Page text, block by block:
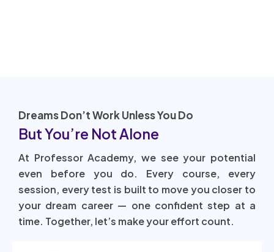
Dreams Don’t Work Unless You Do
But You’re Not Alone
At Professor Academy, we see your potential
even before you do. Every course, every
session, every test is built to move you closer to
your dream career — one confident step at a
time. Together, let’s make your effort count.